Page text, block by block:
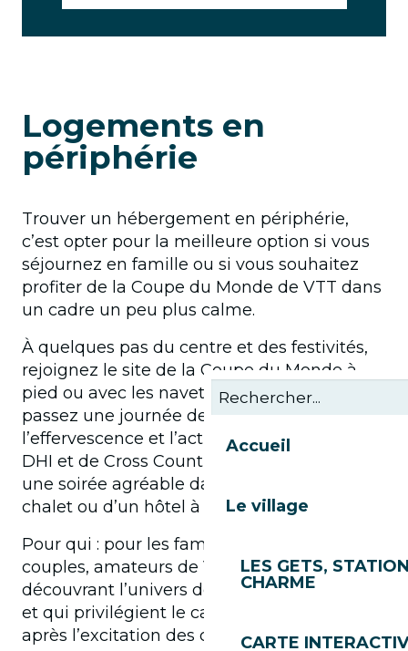
Accueil
Le village
LES GETS,
CHARME
CARTE
Logements en
périphérie
Trouver un hébergement en périphérie,
c’est opter pour la meilleure option si vous
séjournez en famille ou si vous souhaitez
profiter de la Coupe du Monde de VTT dans
un cadre un peu plus calme.
À quelques pas du centre et des festivités,
rejoignez le site de la Coupe du Monde à
pied ou avec les navettes gratuites et
passez une journée de folie dans
l’effervescence et l’action des courses de
DHI et de Cross Country avant de passer
une soirée agréable dans le charme d’un
chalet ou d’un hôtel à la montagne.
Pour qui : pour les familles, les amis ou les
couples, amateurs de VTT ou curieux,
découvrant l’univers de la Coupe du Monde
et qui privilégient le calme en fin de journée
après l’excitation des courses de VTT.